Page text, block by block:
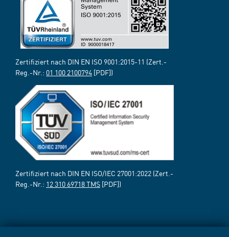
Zertifiziert nach DIN EN ISO 9001:2015-11 (Zert.-
Reg.-Nr.: 01 100 2100794 [PDF])
Zertifiziert nach DIN EN ISO/IEC 27001:2022 (Zert.-
Reg.-Nr.: 12 310 69718 TMS [PDF])